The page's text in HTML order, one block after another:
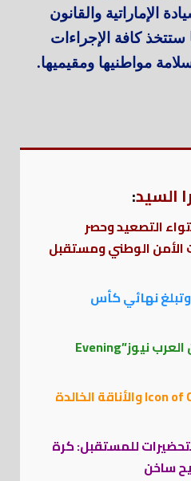
الإماراتية والقانون
كافة الإجراءات
مواطنيها ومقيميها.
السيد:
التصعيد وحصر
الأمن الوطني ومستقبل
وتبلغ نهائي كأس
“النشرة المسائية من العرب نيوز”Evening
صوفيا لورين: Icon of Cinema والأناقة الخالدة
للمستقبل: كرة
ساخن